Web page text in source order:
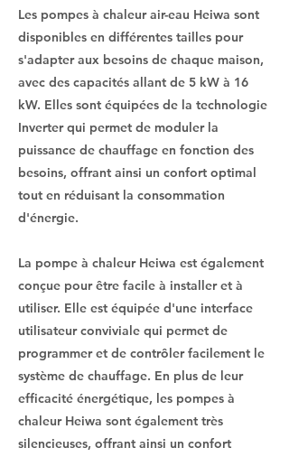
Les pompes à chaleur air-eau Heiwa sont
disponibles en différentes tailles pour
s'adapter aux besoins de chaque maison,
avec des capacités allant de 5 kW à 16
kW. Elles sont équipées de la technologie
Inverter qui permet de moduler la
puissance de chauffage en fonction des
besoins, offrant ainsi un confort optimal
tout en réduisant la consommation
d'énergie.
La pompe à chaleur Heiwa est également
conçue pour être facile à installer et à
utiliser. Elle est équipée d'une interface
utilisateur conviviale qui permet de
programmer et de contrôler facilement le
système de chauffage. En plus de leur
efficacité énergétique, les pompes à
chaleur Heiwa sont également très
silencieuses, offrant ainsi un confort